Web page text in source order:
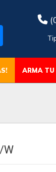
ARMA TU
W